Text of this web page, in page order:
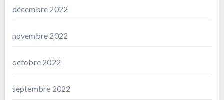
décembre 2022
novembre 2022
octobre 2022
septembre 2022